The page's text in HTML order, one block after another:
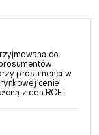
do
prosumenci w
cenie
z cen RCE.